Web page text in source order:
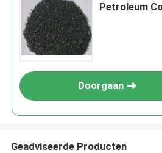
Petroleum
Doorgaan
Geadviseerde Producten